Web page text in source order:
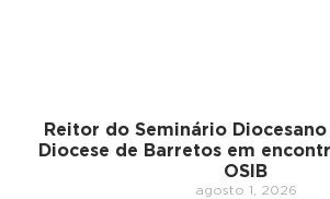
Reitor do Seminário
Diocese de Barretos em
OSIB
agosto 1, 2026